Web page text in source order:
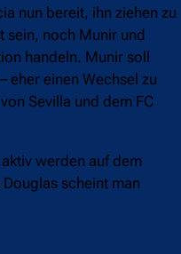
nun bereit, ihn ziehen zu
sein, noch Munir und
handeln. Munir soll
eher einen Wechsel zu
Sevilla und dem FC
werden auf dem
scheint man